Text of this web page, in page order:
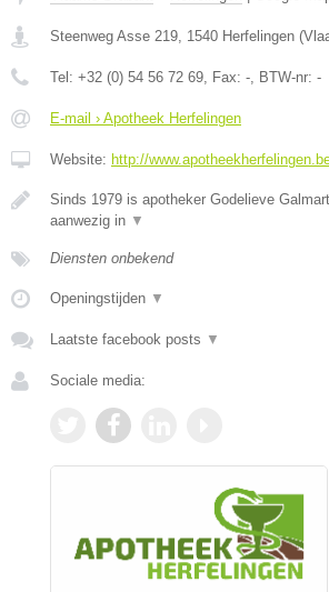
Steenweg Asse 219 1540 Herfelingen (
Tel: +32 (0) 54 56 72 69 , Fax: - , BTW-nr: -
E-mail › Apotheek Herfelingen
Website: http://
Sinds 1979 is apotheker Godelieve
aanwezig in ▼
Diensten onbekend
Openingstijden ▼
Laatste facebook posts ▼
Sociale media: